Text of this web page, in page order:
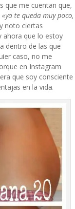
que me cuentan que,
«ya te queda muy poco,
noto ciertas
ahora que lo estoy
dentro de las que
caso, no me
en Instagram
que soy consciente
en la vida.